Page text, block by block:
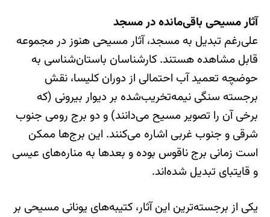
آثار مسیحی باقی‌مانده در مسجد
علی‌رغم تبدیل به مسجد، آثار مسیحی هنوز در مجموعه
قابل مشاهده هستند. کارشناسان باستان‌شناسی به
حوضچه تعمید آب احتمالی از دوران کلیسا، نقش
برجسته سنگی نیمه‌تخریب‌شده بر دیوار بیرونی (که
برخی آن را تصویر مسیح می‌دانند) و دو برج رومی جنوب
شرقی و جنوب غربی اشاره می‌کنند. این برج‌ها ممکن
است زمانی برج ناقوس بوده و بعدها به مناره‌های عیسی
و قایتبای تبدیل شده‌اند.
یکی از برجسته‌ترین این آثار، کتیبه‌های یونانی مسیحی بر